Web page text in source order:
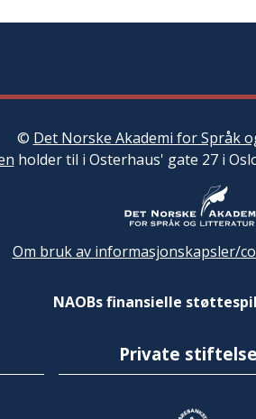
© Det Norske Akademi for Språk
holder til i Osterhaus' gate 27 i
Om bruk av informasjonskapsler/
NAOBs finansielle
Private